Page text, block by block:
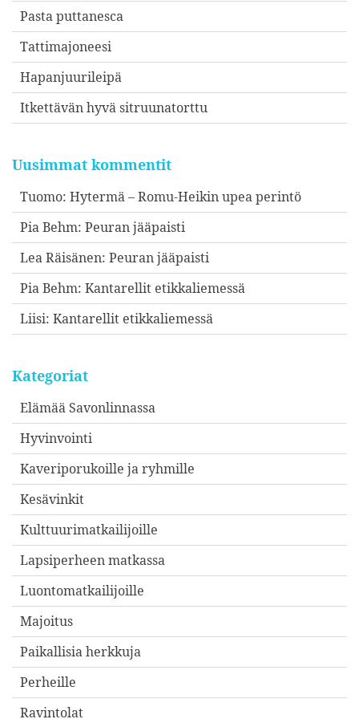
Pasta puttanesca
Tattimajoneesi
Hapanjuurileipä
Itkettävän hyvä sitruunatorttu
Uusimmat kommentit
Tuomo: Hytermä – Romu-Heikin upea perintö
Pia Behm: Peuran jääpaisti
Lea Räisänen: Peuran jääpaisti
Pia Behm: Kantarellit etikkaliemessä
Liisi: Kantarellit etikkaliemessä
Kategoriat
Elämää Savonlinnassa
Hyvinvointi
Kaveriporukoille ja ryhmille
Kesävinkit
Kulttuurimatkailijoille
Lapsiperheen matkassa
Luontomatkailijoille
Majoitus
Paikallisia herkkuja
Perheille
Ravintolat